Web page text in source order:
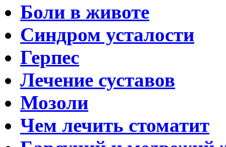
Боли в животе
Синдром усталости
Герпес
Лечение суставов
Мозоли
Чем лечить стоматит